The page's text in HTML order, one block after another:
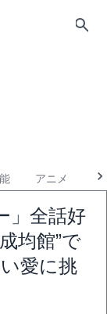
アニメ
」全話好
均館”で
愛に挑